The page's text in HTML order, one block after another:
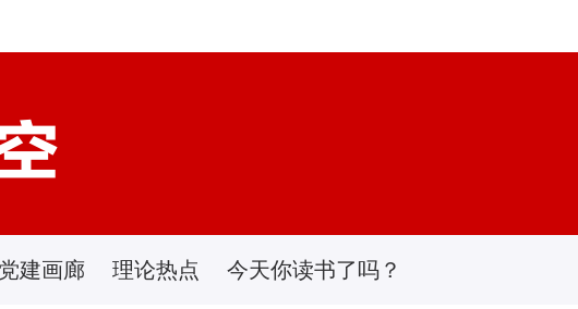
党建画廊 理论热点 今天你读书了吗？